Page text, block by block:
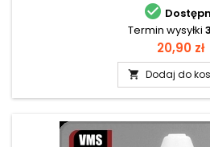

Termin wysyłki
Cena
20,90 zł
 Dodaj do